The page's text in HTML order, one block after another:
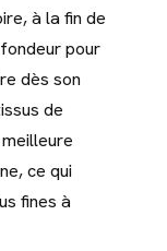
à la fin de
pour
dès son
de
ce qui
fines à